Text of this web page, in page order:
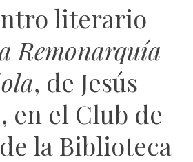
literario
Remonarquía
, de Jesús
en el Club de
la Biblioteca